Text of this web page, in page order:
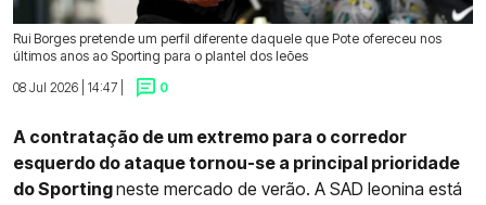
Rui Borges pretende um perfil diferente daquele que Pote ofereceu nos
últimos anos ao Sporting para o plantel dos leões
08 Jul 2026 | 14:47 |
0
A contratação de um extremo para o corredor
esquerdo do ataque tornou-se a principal prioridade
do Sportingneste mercado de verão. A SAD leonina está